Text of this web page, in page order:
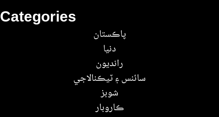
Categories
پاڪستان
دنيا
رانديون
سائنس ۽ ٽيڪنالاجي
شوبز
ڪاروبار